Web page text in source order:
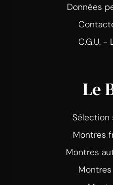
Données
C.G.U. -
Le
Sélection
Montres
Montres